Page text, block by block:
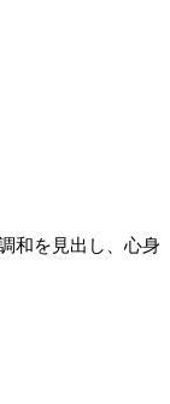
和を見出し、心身